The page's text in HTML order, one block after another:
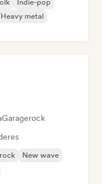
Indie-pop
metal
Garagerock
New wave